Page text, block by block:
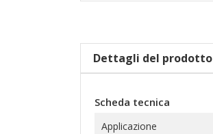
Dettagli del prodotto
Scheda tecnica
Applicazione